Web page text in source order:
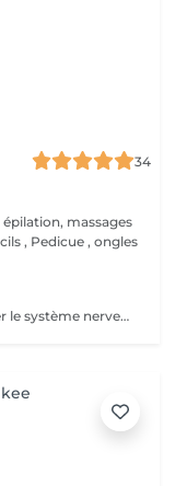
34
massages
, Pedicue , ongles
Massage des points réflexes aide à calmer le système nerveux et favorise une profonde détente Effets: -s'endormir plus facilement -réduire les réveil nocturnes -Atténue les maux de tête, les tensions musculaires, les douleurs liées au stress -Elimine les toxines -Réduit la sensation de jambes lourdes -Stimule la digestion, le système immunitaire ainsi que l'équilibre hormonal Les effets varient selon les personnes et les besoins à traiter A faire seul, en cure ou avec un soin "énergétique Lahochi"